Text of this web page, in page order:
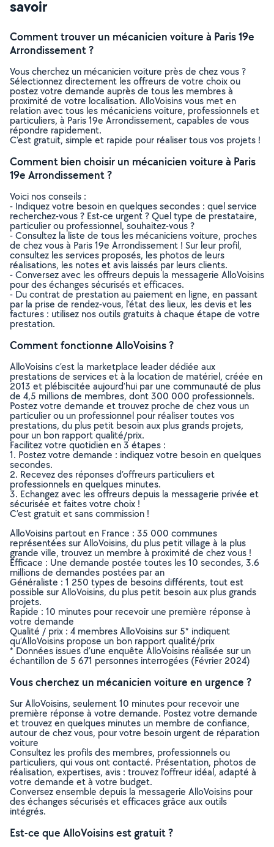
savoir
Comment trouver un mécanicien voiture à Paris 19e
Arrondissement ?
Vous cherchez un mécanicien voiture près de chez vous ?
Sélectionnez directement les offreurs de votre choix ou
postez votre demande auprès de tous les membres à
proximité de votre localisation. AlloVoisins vous met en
relation avec tous les mécaniciens voiture, professionnels et
particuliers, à Paris 19e Arrondissement, capables de vous
répondre rapidement.
C’est gratuit, simple et rapide pour réaliser tous vos projets !
Comment bien choisir un mécanicien voiture à Paris
19e Arrondissement ?
Voici nos conseils :
- Indiquez votre besoin en quelques secondes : quel service
recherchez-vous ? Est-ce urgent ? Quel type de prestataire,
particulier ou professionnel, souhaitez-vous ?
- Consultez la liste de tous les mécaniciens voiture, proches
de chez vous à Paris 19e Arrondissement ! Sur leur profil,
consultez les services proposés, les photos de leurs
réalisations, les notes et avis laissés par leurs clients.
- Conversez avec les offreurs depuis la messagerie AlloVoisins
pour des échanges sécurisés et efficaces.
- Du contrat de prestation au paiement en ligne, en passant
par la prise de rendez-vous, l’état des lieux, les devis et les
factures : utilisez nos outils gratuits à chaque étape de votre
prestation.
Comment fonctionne AlloVoisins ?
AlloVoisins c’est la marketplace leader dédiée aux
prestations de services et à la location de matériel, créée en
2013 et plébiscitée aujourd’hui par une communauté de plus
de 4,5 millions de membres, dont 300 000 professionnels.
Postez votre demande et trouvez proche de chez vous un
particulier ou un professionnel pour réaliser toutes vos
prestations, du plus petit besoin aux plus grands projets,
pour un bon rapport qualité/prix.
Facilitez votre quotidien en 3 étapes :
1. Postez votre demande : indiquez votre besoin en quelques
secondes.
2. Recevez des réponses d’offreurs particuliers et
professionnels en quelques minutes.
3. Echangez avec les offreurs depuis la messagerie privée et
sécurisée et faites votre choix !
C’est gratuit et sans commission !
AlloVoisins partout en France : 35 000 communes
représentées sur AlloVoisins, du plus petit village à la plus
grande ville, trouvez un membre à proximité de chez vous !
Efficace : Une demande postée toutes les 10 secondes, 3.6
millions de demandes postées par an
Généraliste : 1 250 types de besoins différents, tout est
possible sur AlloVoisins, du plus petit besoin aux plus grands
projets.
Rapide : 10 minutes pour recevoir une première réponse à
votre demande
Qualité / prix : 4 membres AlloVoisins sur 5* indiquent
qu’AlloVoisins propose un bon rapport qualité/prix
* Données issues d’une enquête AlloVoisins réalisée sur un
échantillon de 5 671 personnes interrogées (Février 2024)
Vous cherchez un mécanicien voiture en urgence ?
Sur AlloVoisins, seulement 10 minutes pour recevoir une
première réponse à votre demande. Postez votre demande
et trouvez en quelques minutes un membre de confiance,
autour de chez vous, pour votre besoin urgent de réparation
voiture
Consultez les profils des membres, professionnels ou
particuliers, qui vous ont contacté. Présentation, photos de
réalisation, expertises, avis : trouvez l'offreur idéal, adapté à
votre demande et à votre budget.
Conversez ensemble depuis la messagerie AlloVoisins pour
des échanges sécurisés et efficaces grâce aux outils
intégrés.
Est-ce que AlloVoisins est gratuit ?